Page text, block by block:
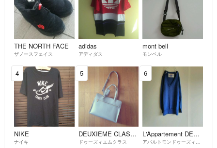
THE NORTH FACE
ザノースフェイス
adidas
アディダス
mont bell
モンベル
4
NIKE
ナイキ
5
DEUXIEME CLASSE
ドゥーズィエムクラス
6
L'Appartement DEUXIEME CLASSE
アパルトモンドゥーズィエムクラス